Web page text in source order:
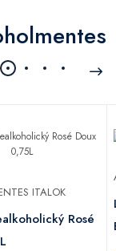
ITALOK
Rosé